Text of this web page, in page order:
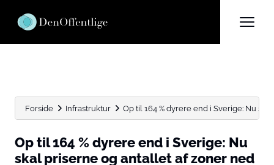
Forside Infrastruktur Op til 164 % dyrere end i Sverige: Nu
Op til 164 % dyrere end i Sverige: Nu
skal priserne og antallet af zoner ned